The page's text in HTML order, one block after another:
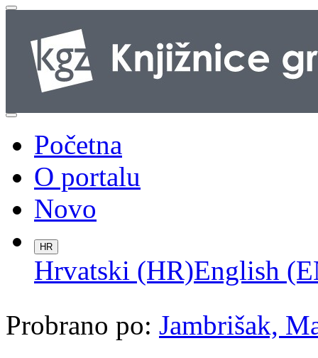
Početna
O portalu
Novo
HR
Hrvatski (HR)English
Probrano po: Jambrišak,